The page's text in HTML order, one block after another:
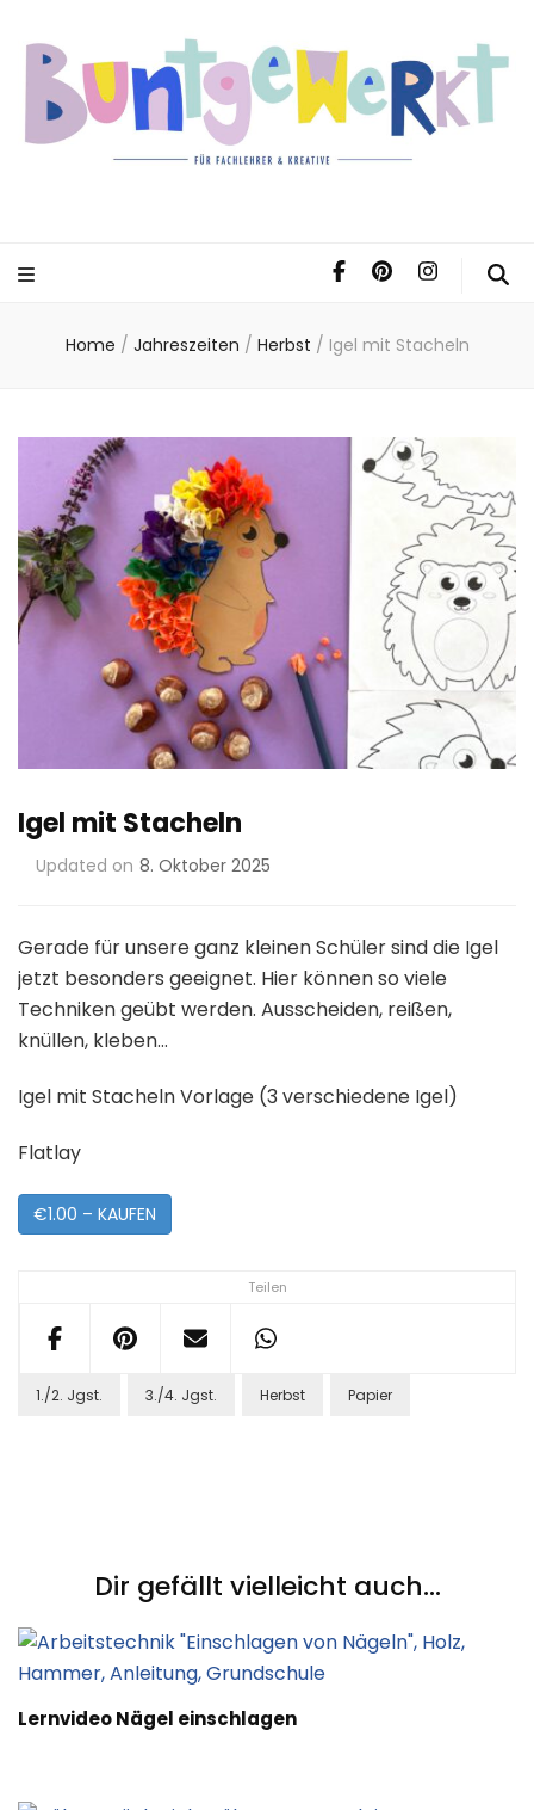
Home / Jahreszeiten / Herbst / Igel mit Stacheln
Igel mit Stacheln
Updated on 8. Oktober 2025
Teilen
Gerade für unsere ganz kleinen Schüler sind die Igel
jetzt besonders geeignet. Hier können so viele
Techniken geübt werden. Ausscheiden, reißen,
knüllen, kleben…
Igel mit Stacheln Vorlage (3 verschiedene Igel)
Flatlay
€1.00 – KAUFEN
1./2. Jgst. 3./4. Jgst. Herbst Papier
Dir gefällt vielleicht auch...
Lernvideo Nägel einschlagen